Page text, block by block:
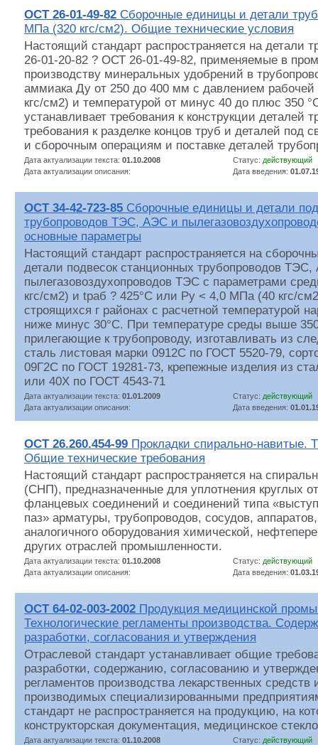
ОСТ 26-01-49-82 Сборочные единицы и детали
МПа (320 кгс/см2). Общие технические условия
Настоящий стандарт распространяется на детали
26-01-20-82 ? ОСТ 26-01-49-82, применяемые в
производству минеральных удобрений в
аммиака Ду от 250 до 400 мм с давлением
кгс/см2) и температурой от минус 40 до плюс 350
устанавливает требования к конструкции деталей
требования к разделке концов труб и деталей под
и сборочным операциям и поставке деталей
Дата актуализации текста: 01.10.2008 Статус: действующий
Дата актуализации описания:
Дата введения:
ОСТ 34-42-723-85 Сборочные единицы и детали
трубопроводов ТЭС, АЭС и
основные параметры
Настоящий стандарт распространяется на
детали подвесок станционных трубопроводов
пылегазовоздухопроводов ТЭС с параметрами
кгс/см2) и tраб ? 425°С или Ру < 4,0 МПа (40 кгс/
строящихся г районах с расчетной температурой
ниже минус 30°С. При температуре среды выше
прилегающие к трубопроводу, изготавливать из
сталь листовая марки 0912C по ГОСТ 5520-79,
09Г2С по ГОСТ 19281-73, крепежные изделия из
или 40Х по ГОСТ 4543-71
Дата актуализации текста: 01.01.2009 Статус: действующий
Дата актуализации описания:
Дата введения:
ОСТ 26.260.454-99 Прокладки спирально-навитые.
Общие технические требования
Настоящий стандарт распространяется на
(СНП), предназначенные для уплотнения круглых
фланцевых соединений и соединений типа
паз» арматуры, трубопроводов, сосудов,
аналогичного оборудования химической,
других отраслей промышленности.
Дата актуализации текста: 01.10.2008 Статус: действующий
Дата актуализации описания:
Дата введения:
ОСТ 64-02-003-2002 Продукция медицинской
Технологические регламенты производства.
разработки, согласования и утверждения
Отраслевой стандарт устанавливает общие
разработки, содержанию, согласованию и
регламентов производства лекарственных средств
производимых специализированными
стандарт не распространяется на продукцию, на
конструкторская документация, медицинское
Дата актуализации текста: 01.10.2008 Статус: действующий